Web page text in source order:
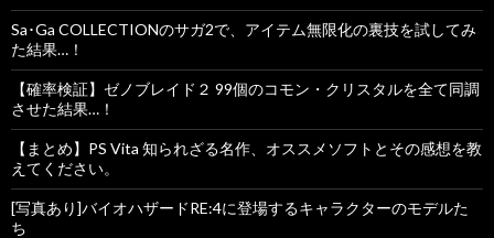
Sa･Ga COLLECTIONのサガ2で、アイテム無限化の裏技を試してみ
た結果…！
【確率検証】ゼノブレイド２ 99個のコモン・クリスタルを全て同調
させた結果…！
【まとめ】PS Vita 知られざる名作、オススメソフトとその感想を教
えてください。
[写真あり]バイオハザードRE:4に登場するキャラクターのモデルた
ち